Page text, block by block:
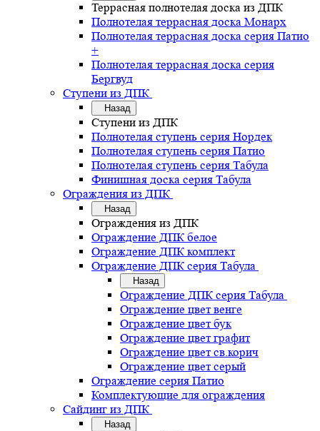
Террасная полнотелая доска из ДПК
Полнотелая террасная доска Монарх
Полнотелая террасная доска серия Патио
+
Полнотелая террасная доска серия
Бергвуд
Ступени из ДПК
Назад
Ступени из ДПК
Полнотелая ступень серия Нордек
Полнотелая ступень серия Патио
Полнотелая ступень серия Табула
Финишная доска серия Табула
Ограждения из ДПК
Назад
Ограждения из ДПК
Ограждение ДПК белое
Ограждение ДПК комплект
Ограждение ДПК серия Табула
Назад
Ограждение ДПК серия Табула
Ограждение цвет венге
Ограждение цвет бук
Ограждение цвет графит
Ограждение цвет св.корич
Ограждение цвет серый
Ограждение серия Патио
Комплектующие для ограждения
Сайдинг из ДПК
Назад